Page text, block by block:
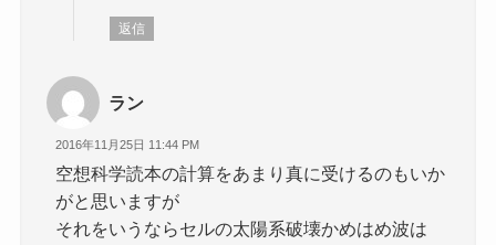
返信
ラン
2016年11月25日 11:44 PM
空想科学読本の計算をあまり真に受けるのもいか
がと思いますが
それをいうならセルの太陽系破壊かめはめ波は